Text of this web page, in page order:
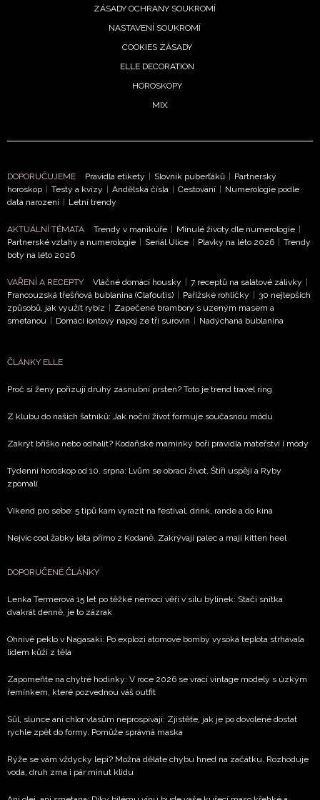
potvrzujete, že jste se seznámili se
- BurdaMedia Extra s.r.o. bude s
vyhodnocení akce a zasílání novinek.
Chcete navíc dostávat i další zajímavé a exkluzivní
informace od našich partnerů? Pokud souhlasíte se
zpracováním údajů k tomuto účelu podle
ZÁSADY OCHRANY SOUKROMÍ
NASTAVENÍ SOUKROMÍ
COOKIES ZÁSADY
ELLE DECORATION
HOROSKOPY
MIX
DOPORUČUJEME Pravidla etikety | Slovník puberťáků | Partnerský
horoskop | Testy a kvízy | Andělská čísla | Cestování | Numerologie podle
data narození | Letní trendy
AKTUÁLNÍ TÉMATA Trendy v manikúře | Minulé životy dle numerologie |
Partnerské vztahy a numerologie | Seriál Ulice | Plavky na léto 2026 | Trendy
boty na léto 2026
VAŘENÍ A RECEPTY Vláčné domácí housky | 7 receptů na salátové zálivky |
Francouzská třešňová bublanina (Clafoutis) | Pařížské rohlíčky | 30 nejlepších
způsobů, jak využít rybíz | Zapečené brambory s uzeným masem a
smetanou | Domácí iontový nápoj ze tří surovin | Nadýchaná bublanina
ČLÁNKY ELLE
Proč si ženy pořizují druhý zásnubní prsten? Toto je trend travel ring
Z klubu do našich šatníků: Jak noční život formuje současnou módu
Zakrýt bříško nebo odhalit? Kodaňské maminky boří pravidla mateřství i módy
Týdenní horoskop od 10. srpna: Lvům se obrací život, Štíři uspějí a Ryby
zpomalí
Víkend pro sebe: 5 tipů kam vyrazit na festival, drink, rande a do kina
Nejvíc cool žabky léta přímo z Kodaně. Zakrývají palec a mají kitten heel
DOPORUČENÉ ČLÁNKY
Lenka Termerová 15 let po těžké nemoci věří v sílu bylinek: Stačí snítka
dvakrát denně, je to zázrak
Ohnivé peklo v Nagasaki: Po explozi atomové bomby vysoká teplota strhávala
lidem kůži z těla
Zapomeňte na chytré hodinky: V roce 2026 se vrací vintage modely s úzkým
řemínkem, které pozvednou váš outfit
Sůl, slunce ani chlor vlasům neprospívají: Zjistěte, jak je po dovolené dostat
rychle zpět do formy. Pomůže správná maska
Rýže se vám vždycky lepí? Možná děláte chybu hned na začátku. Rozhoduje
voda, druh zrna i pár minut klidu